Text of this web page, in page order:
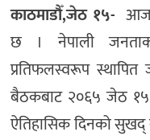
काठमाडौँ,जेठ १५- आज
छ । नेपाली
प्रतिफलस्वरूप स्थापित
बैठकबाट २०६५ जेठ १५
ऐतिहासिक दिनको सुखद्